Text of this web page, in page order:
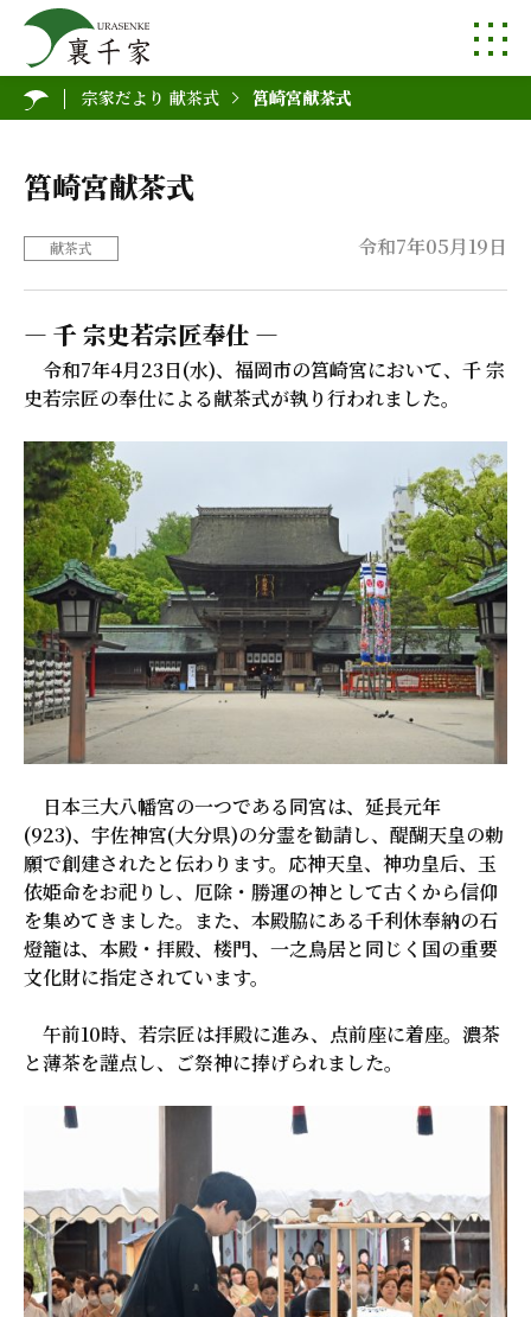
宗家だより 献茶式 筥崎宮献茶式
筥崎宮献茶式
献茶式 令和7年05月19日
― 千 宗史若宗匠奉仕 ―
令和7年4月23日(水)、福岡市の筥崎宮において、千 宗
史若宗匠の奉仕による献茶式が執り行われました。
日本三大八幡宮の一つである同宮は、延長元年
(923)、宇佐神宮(大分県)の分霊を勧請し、醍醐天皇の勅
願で創建されたと伝わります。応神天皇、神功皇后、玉
依姫命をお祀りし、厄除・勝運の神として古くから信仰
を集めてきました。また、本殿脇にある千利休奉納の石
燈籠は、本殿・拝殿、楼門、一之鳥居と同じく国の重要
文化財に指定されています。
午前10時、若宗匠は拝殿に進み、点前座に着座。濃茶
と薄茶を謹点し、ご祭神に捧げられました。